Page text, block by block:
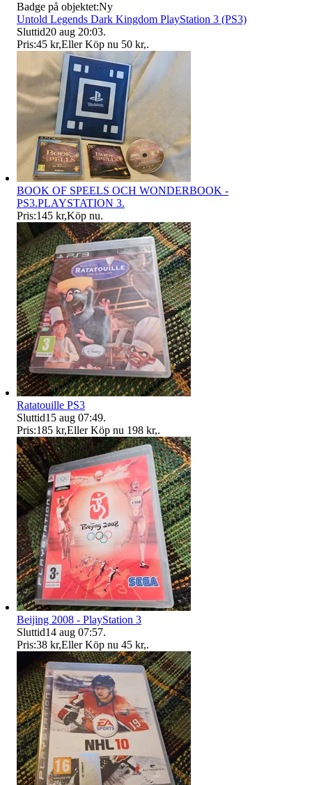
Badge på objektet:Ny
Untold Legends Dark Kingdom PlayStation 3 (PS3)
Sluttid20 aug 20:03.
Pris:45 kr,Eller Köp nu 50 kr,.
BOOK OF SPEELS OCH WONDERBOOK -
PS3.PLAYSTATION 3.
Pris:145 kr,Köp nu.
Ratatouille PS3
Sluttid15 aug 07:49.
Pris:185 kr,Eller Köp nu 198 kr,.
Beijing 2008 - PlayStation 3
Sluttid14 aug 07:57.
Pris:38 kr,Eller Köp nu 45 kr,.